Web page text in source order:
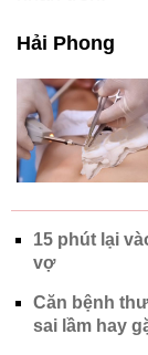
Hải Phong
15 phút lại
vợ
Căn bệnh
sai lầm hay